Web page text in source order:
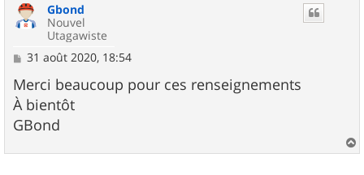
Gbond
Nouvel
Utagawiste
M
s
s
a
g
e
31 août 2020, 18:54
Merci beaucoup pour ces renseignements
À bientôt
GBond
a